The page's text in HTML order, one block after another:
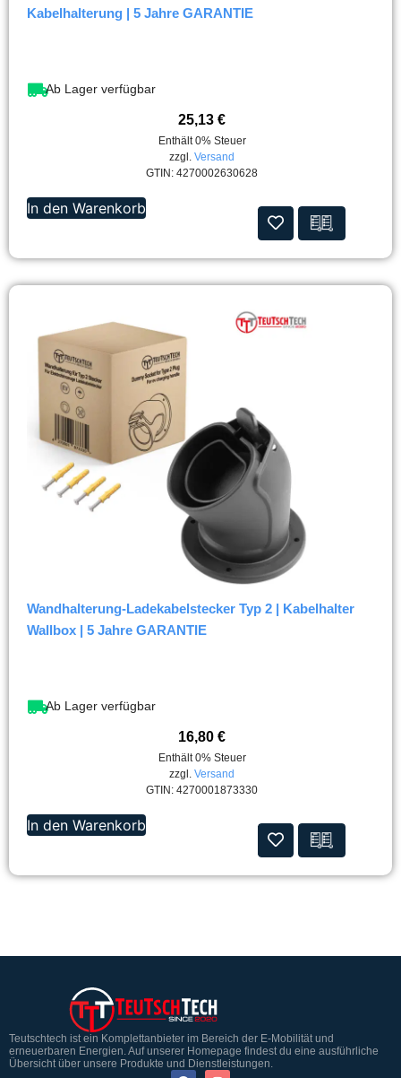
Kabelhalterung | 5 Jahre GARANTIE
Ab Lager verfügbar
25,13 €
Enthält 0% Steuer
zzgl. Versand
GTIN: 4270002630628
In den Warenkorb
Wandhalterung-Ladekabelstecker Typ 2 | Kabelhalter
Wallbox | 5 Jahre GARANTIE
Ab Lager verfügbar
16,80 €
Enthält 0% Steuer
zzgl. Versand
GTIN: 4270001873330
In den Warenkorb
Teutschtech ist ein Komplettanbieter im Bereich der E-Mobilität und
erneuerbaren Energien. Auf unserer Homepage findest du eine ausführliche
Übersicht über unsere Produkte und Dienstleistungen.